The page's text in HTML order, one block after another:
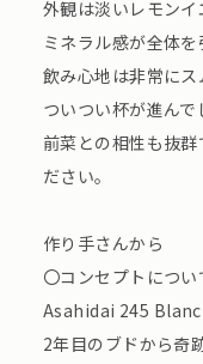
外観は淡いレモン
ミネラル感が全体を
飲み心地は非常にス
ついつい杯が進んで
前菜との相性も抜
ださい。
作り手さんから
〇コンセプトについ
Asahidai 245 Blanc
2年目のブドから奇